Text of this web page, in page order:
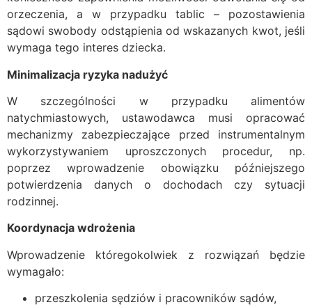
orzeczenia, a w przypadku tablic – pozostawienia
sądowi swobody odstąpienia od wskazanych kwot, jeśli
wymaga tego interes dziecka.
Minimalizacja ryzyka nadużyć
W szczególności w przypadku alimentów
natychmiastowych, ustawodawca musi opracować
mechanizmy zabezpieczające przed instrumentalnym
wykorzystywaniem uproszczonych procedur, np.
poprzez wprowadzenie obowiązku późniejszego
potwierdzenia danych o dochodach czy sytuacji
rodzinnej.
Koordynacja wdrożenia
Wprowadzenie któregokolwiek z rozwiązań będzie
wymagało:
przeszkolenia sędziów i pracowników sądów,